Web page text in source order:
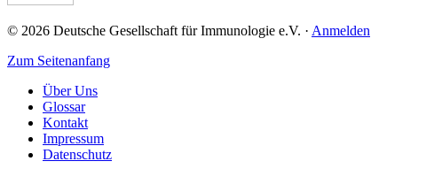
© 2026 Deutsche Gesellschaft für Immunologie e.V. · Anmelden
Zum Seitenanfang
Über Uns
Glossar
Kontakt
Impressum
Datenschutz